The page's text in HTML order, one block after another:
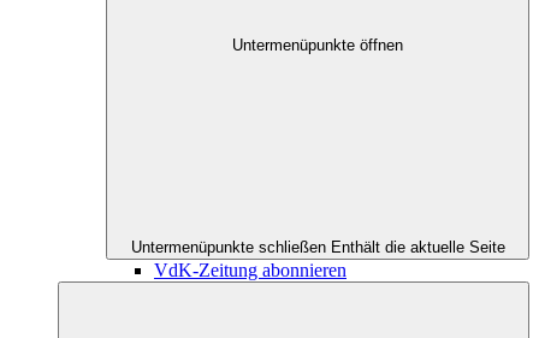
Untermenüpunkte öffnen
Untermenüpunkte schließen Enthält die aktuelle Seite
VdK-Zeitung abonnieren